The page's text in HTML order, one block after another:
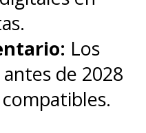
Los
de 2028